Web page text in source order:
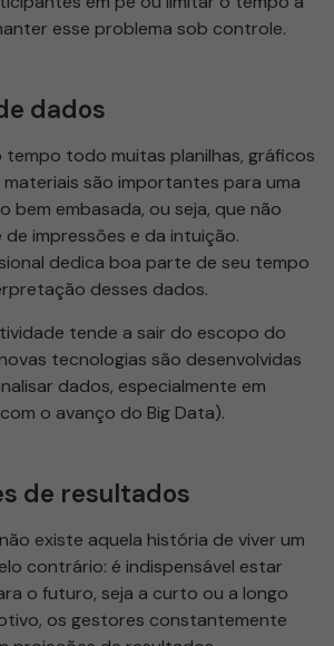
esse problema sob controle.
dados
todo muitas planilhas, gráficos
materiais são importantes para uma
bem embasada, ou seja, que não
impressões e da intuição.
dedica boa parte de seu tempo
desses dados.
tende a sair do escopo do
tecnologias são desenvolvidas
dados, especialmente em
o avanço do Big Data).
de resultados
existe aquela história de viver um
contrário: é indispensável estar
o futuro, seja a curto ou a longo
os gestores constantemente